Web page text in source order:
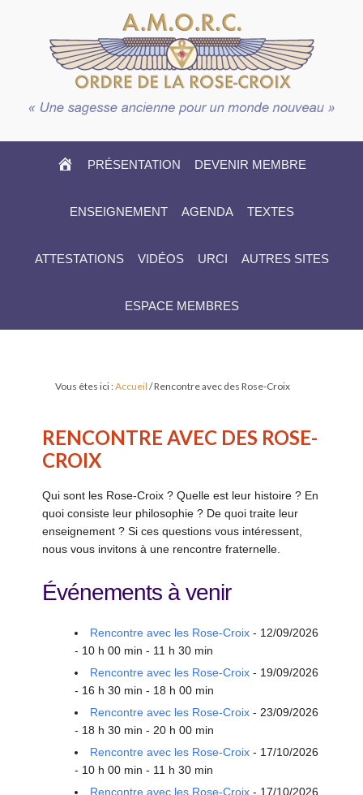
HOME
PRÉSENTATION DEVENIR MEMBRE
ENSEIGNEMENT AGENDA TEXTES
ATTESTATIONS VIDÉOS URCI AUTRES SITES
ESPACE MEMBRES
Vous êtes ici :Accueil /Rencontre avec des Rose-Croix
RENCONTRE AVEC DES ROSE-
CROIX
Qui sont les Rose-Croix ? Quelle est leur histoire ? En
quoi consiste leur philosophie ? De quoi traite leur
enseignement ? Si ces questions vous intéressent,
nous vous invitons à une rencontre fraternelle.
Événements à venir
Rencontre avec les Rose-Croix - 12/09/2026
- 10 h 00 min - 11 h 30 min
Rencontre avec les Rose-Croix - 19/09/2026
- 16 h 30 min - 18 h 00 min
Rencontre avec les Rose-Croix - 23/09/2026
- 18 h 30 min - 20 h 00 min
Rencontre avec les Rose-Croix - 17/10/2026
- 10 h 00 min - 11 h 30 min
Rencontre avec les Rose-Croix - 17/10/2026